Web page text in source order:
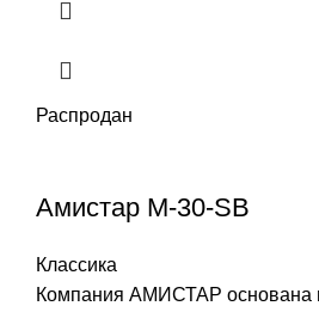
Распродан
Амистар M-30-SB
Классика
Компания АМИСТАР основана